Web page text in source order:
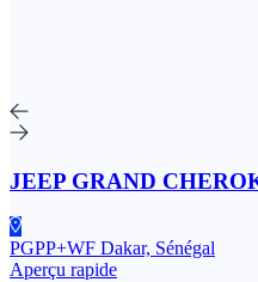
JEEP GRAND
PGPP+WF Dakar, Sénégal
Aperçu rapide